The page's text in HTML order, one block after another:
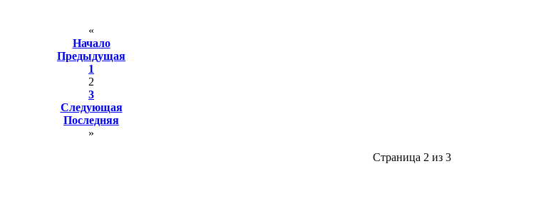
«
Начало
Предыдущая
1
2
3
Следующая
Последняя
»
Страница 2 из 3